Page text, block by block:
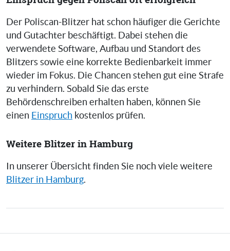
Der Poliscan-Blitzer hat schon häufiger die Gerichte
und Gutachter beschäftigt. Dabei stehen die
verwendete Software, Aufbau und Standort des
Blitzers sowie eine korrekte Bedienbarkeit immer
wieder im Fokus. Die Chancen stehen gut eine Strafe
zu verhindern. Sobald Sie das erste
Behördenschreiben erhalten haben, können Sie
einen Einspruch kostenlos prüfen.
Weitere Blitzer in Hamburg
In unserer Übersicht finden Sie noch viele weitere
Blitzer in Hamburg.